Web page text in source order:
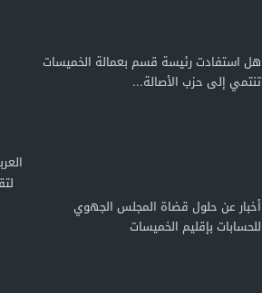
هل استفادت رئيسة قسم بعمالة الخميسات
تنتمي إلى حزب الأصالة...
أخبار عن حلول قضاة المجلس الجهوي
للحسابات بإقليم الخميسات